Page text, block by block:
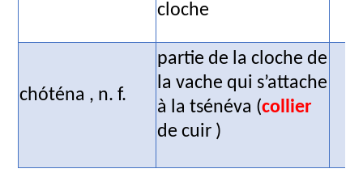
cloche
chóténa , n. f.
partie de la cloche de
la vache qui s’attache
à la tsénéva (collier
de cuir )